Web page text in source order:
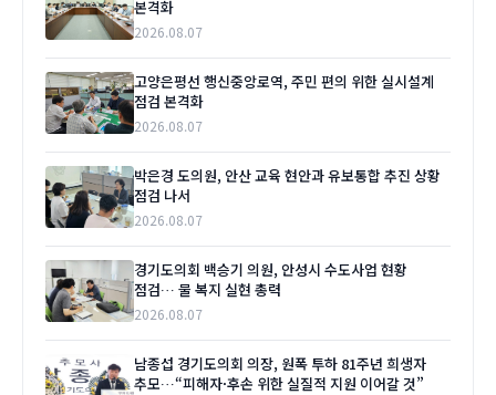
본격화
2026.08.07
고양은평선 행신중앙로역, 주민 편의 위한 실시설계
점검 본격화
2026.08.07
박은경 도의원, 안산 교육 현안과 유보통합 추진 상황
점검 나서
2026.08.07
경기도의회 백승기 의원, 안성시 수도사업 현황
점검… 물 복지 실현 총력
2026.08.07
남종섭 경기도의회 의장, 원폭 투하 81주년 희생자
추모…“피해자·후손 위한 실질적 지원 이어갈 것”